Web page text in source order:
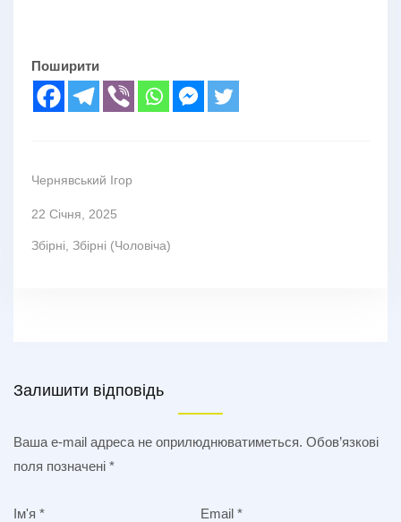
Поширити
Чернявський Ігор
22 Січня, 2025
Збірні Збірні (Чоловіча)
Залишити відповідь
Ваша e-mail адреса не оприлюднюватиметься. Обов’язкові
поля позначені *
Ім'я * Email *